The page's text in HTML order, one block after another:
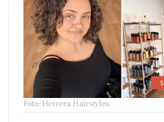
Foto: Herrera Hairstyles.